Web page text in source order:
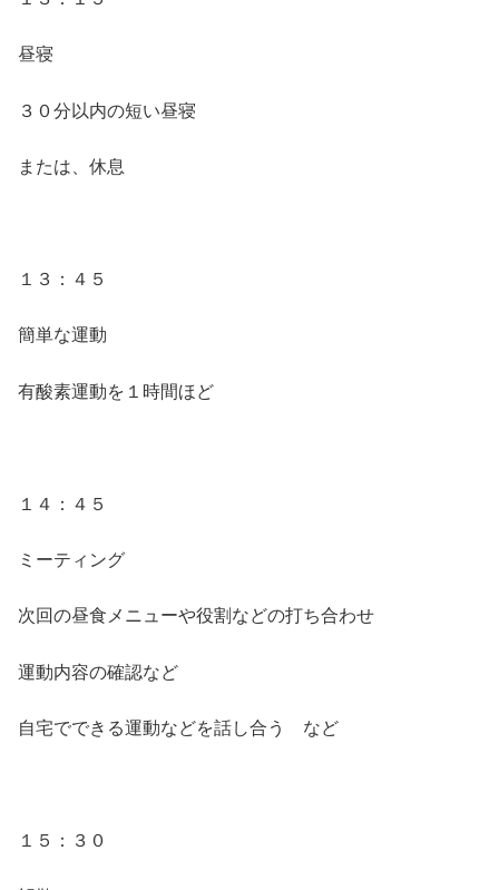
昼寝
３０分以内の短い昼寝
または、休息
１３：４５
簡単な運動
有酸素運動を１時間ほど
１４：４５
ミーティング
次回の昼食メニューや役割などの打ち合わせ
運動内容の確認など
自宅でできる運動などを話し合う など
１５：３０